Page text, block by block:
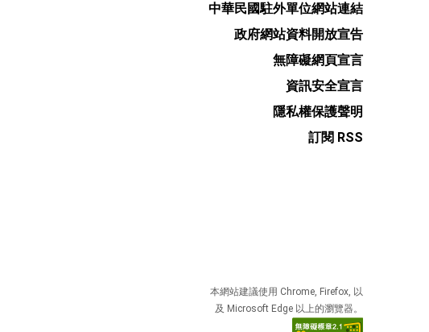
中華民國駐外單位網站連結
政府網站資料開放宣告
無障礙網頁宣言
資訊安全宣言
隱私權保護聲明
訂閱 RSS
本網站建議使用 Chrome, Firefox, 以
及 Microsoft Edge 以上的瀏覽器。